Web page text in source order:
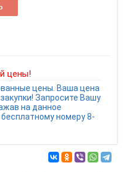
цены!
цены. Ваша цена
Запросите Вашу
на данное
номеру 8-